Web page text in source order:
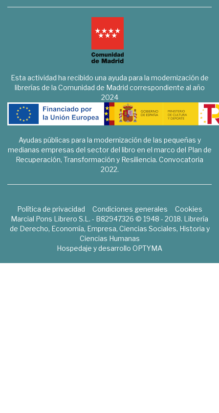
Esta actividad ha recibido una ayuda para la modernización de
librerías de la Comunidad de Madrid correspondiente al año
2024
Ayudas públicas para la modernización de las pequeñas y
medianas empresas del sector del libro en el marco del Plan de
Recuperación, Transformación y Resiliencia. Convocatoria
2022.
Política de privacidad Condiciones generales
Cookies
Marcial Pons Librero S.L. - B82947326 © 1948 - 2018. Librería
de Derecho, Economía, Empresa, Ciencias Sociales, Historia y
Ciencias Humanas
Hospedaje y desarrollo OPTYMA